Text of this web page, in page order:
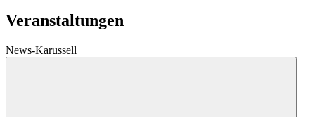
Veranstaltungen
News-Karussell